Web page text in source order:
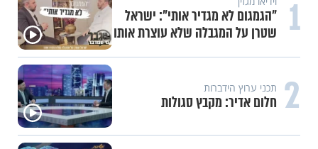
1
קוד פתוח | דניאל ברגר: "ה-7
באוקטובר גרם לי לחפש תשובות"
2 מזוזות, ציציות וספרים מחזקים:
המיזם שיביא שמירה רוחנית לאלפי